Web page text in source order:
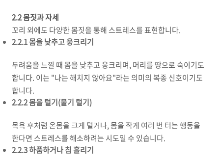
2.2 몸짓과 자세
꼬리 외에도 다양한 몸짓을 통해 스트레스를 표현합니다.
2.2.1 몸을 낮추고 웅크리기
두려움을 느낄 때 몸을 낮추고 웅크리며, 머리를 땅으로 숙이기도
합니다. 이는 "나는 해치지 않아요"라는 의미의 복종 신호이기도
합니다.
2.2.2 몸을 털기(물기 털기)
목욕 후처럼 온몸을 크게 털거나, 몸을 작게 여러 번 터는 행동을
한다면 스트레스를 해소하려는 시도일 수 있습니다.
2.2.3 하품하거나 침 흘리기